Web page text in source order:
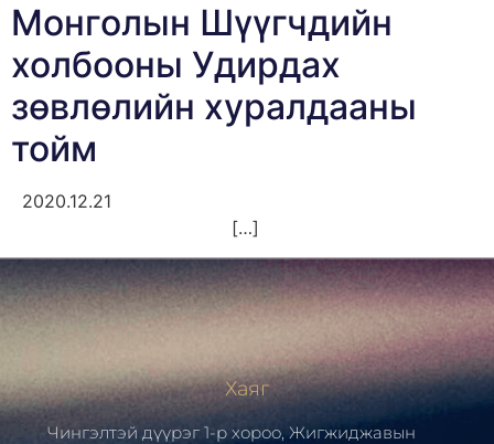
Монголын Шүүгчдийн
холбооны Удирдах
зөвлөлийн хуралдааны
тойм
2020.12.21
[…]
Хаяг
Чингэлтэй дүүрэг 1-р хороо, Жигжиджавын